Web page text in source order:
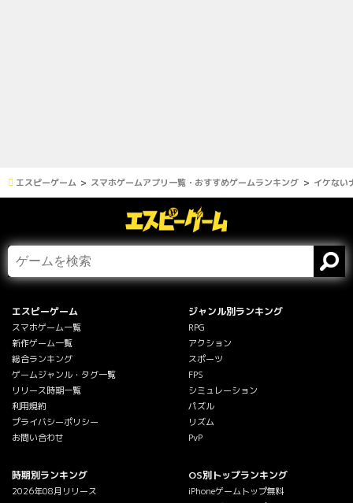
エスピーゲーム スマホゲームアプリ一覧・おすすめゲームランキング イケない
エスピーゲーム
スマホゲーム一覧
新作ゲーム一覧
総合ランキング
ゲームジャンル・タグ一覧
リリース時期一覧
利用規約
プライバシーポリシー
お問い合わせ
ジャンル別ランキング
RPG
アクション
スポーツ
FPS
シミュレーション
パズル
リズム
PvP
時期別ランキング
2026年08月リリース
OS別トップランキング
iPhoneゲームトップ無料